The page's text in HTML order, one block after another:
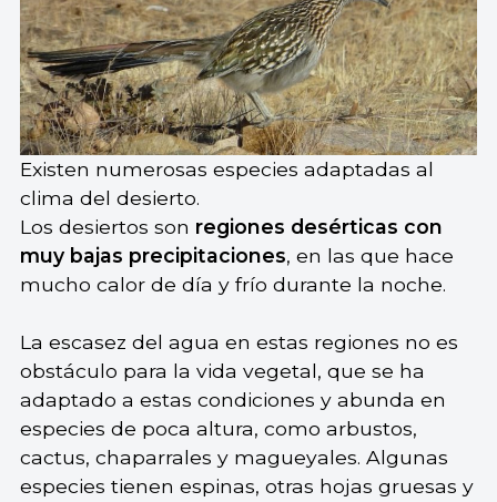
Existen numerosas especies adaptadas al
clima del desierto.
Los desiertos son regiones desérticas con
muy bajas precipitaciones, en las que hace
mucho calor de día y frío durante la noche.
La escasez del agua en estas regiones no es
obstáculo para la vida vegetal, que se ha
adaptado a estas condiciones y abunda en
especies de poca altura, como arbustos,
cactus, chaparrales y magueyales. Algunas
especies tienen espinas, otras hojas gruesas y